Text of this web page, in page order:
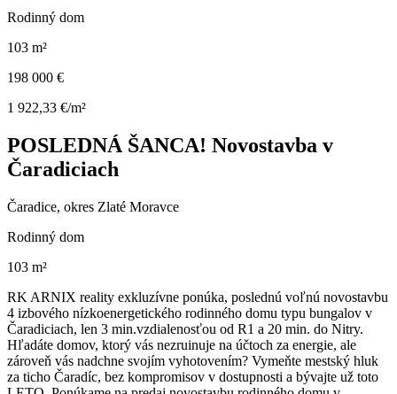
Rodinný dom
103 m²
198 000 €
1 922,33 €/m²
POSLEDNÁ ŠANCA! Novostavba v
Čaradiciach
Čaradice, okres Zlaté Moravce
Rodinný dom
103 m²
RK ARNIX reality exkluzívne ponúka, poslednú voľnú novostavbu
4 izbového nízkoenergetického rodinného domu typu bungalov v
Čaradiciach, len 3 min.vzdialenosťou od R1 a 20 min. do Nitry.
Hľadáte domov, ktorý vás nezruinuje na účtoch za energie, ale
zároveň vás nadchne svojím vyhotovením? Vymeňte mestský hluk
za ticho Čaradíc, bez kompromisov v dostupnosti a bývajte už toto